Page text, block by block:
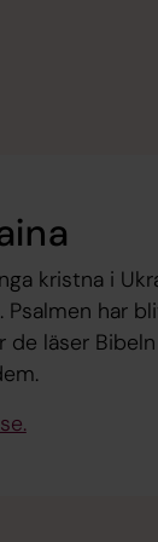
kristna i
har
de läser